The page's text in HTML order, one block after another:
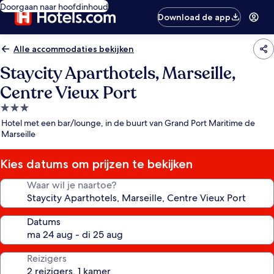
Doorgaan naar hoofdinhoud
Download de app
Alle accommodaties bekijken
Staycity Aparthotels, Marseille,
Centre Vieux Port
3.0-
sterrenaccommodatie
Hotel met een bar/lounge, in de buurt van Grand Port Maritime de
Marseille
Kies datums om prijzen te bekijken
Waar wil je naartoe?
Datums
Reizigers